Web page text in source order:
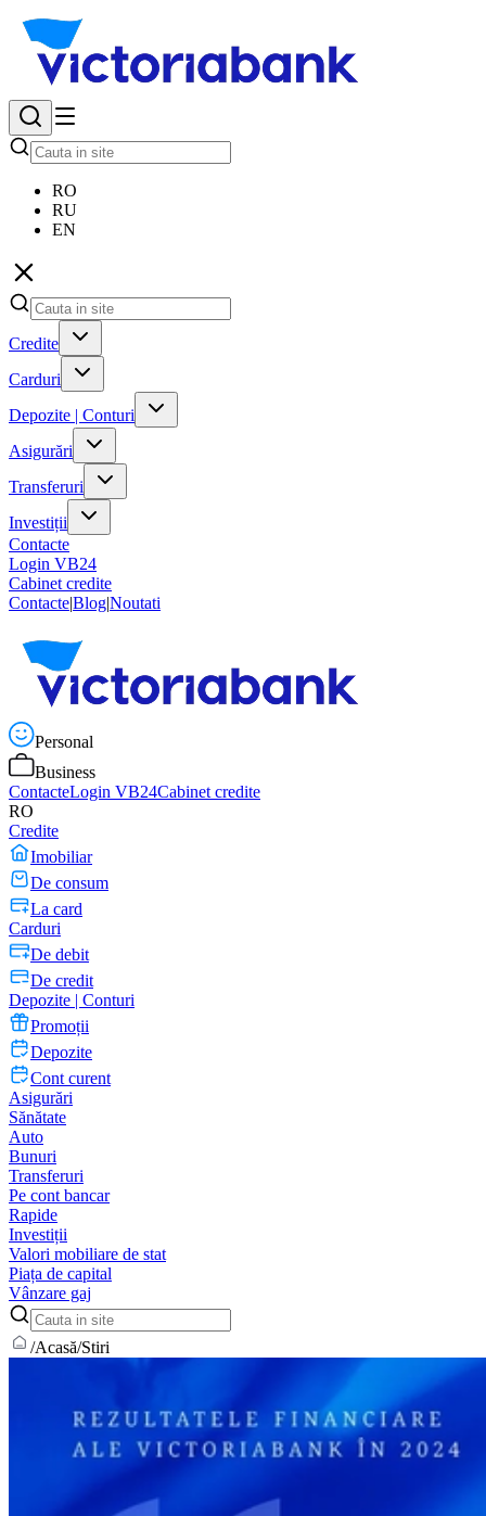
RO
RU
EN
Credite
Carduri
Depozite | Conturi
Asigurări
Transferuri
Investiții
Contacte
Login VB24
Cabinet credite
Contacte|Blog|Noutati
Personal
Business
ContacteLogin VB24Cabinet credite
RO
Credite
Imobiliar
De consum
La card
Carduri
De debit
De credit
Depozite | Conturi
Promoții
Depozite
Cont curent
Asigurări
Sănătate
Auto
Bunuri
Transferuri
Pe cont bancar
Rapide
Investiții
Valori mobiliare de stat
Piața de capital
Vânzare gaj
/Acasă/Stiri